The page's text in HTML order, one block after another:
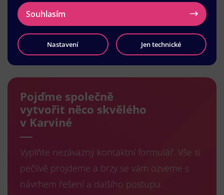
Načíst další
Pojďme společně
vytvořit něco skvělého
v Karviné
Vyplňte nezávazný kontaktní formulář. Vše si
pečlivě projdeme a brzy se vám ozveme s
návrhem řešení a dalšího postupu.
Souhlasím
Nastavení Jen technické